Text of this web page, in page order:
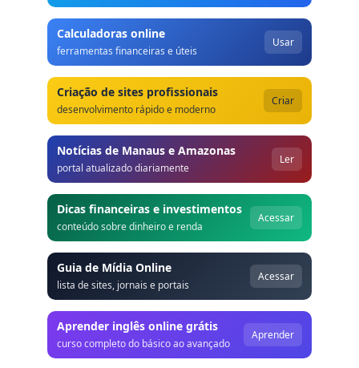
Calculadoras online
ferramentas financeiras e úteis
Usar
Criação de sites profissionais
desenvolvimento rápido e moderno
Criar
Notícias de Manaus e Amazonas
portal atualizado diariamente
Ler
Dicas financeiras e investimentos
conteúdo sobre dinheiro e renda
Acessar
Guia de Mídia Online
lista de sites, jornais e portais
Acessar
Aprender inglês online grátis
curso completo do básico ao avançado
Aprender